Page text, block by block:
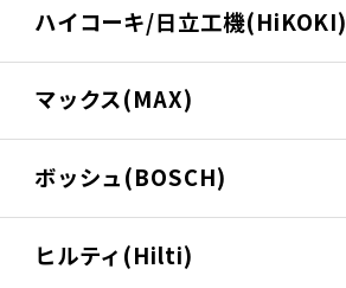
ハイコーキ/日立工機(HiKOKI)
マックス(MAX)
ボッシュ(BOSCH)
ヒルティ(Hilti)